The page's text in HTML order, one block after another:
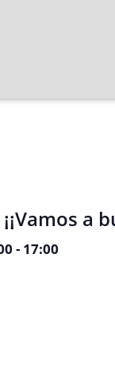
¡¡Vamos a
- 17:00